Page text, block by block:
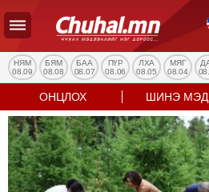
УЛС
ТӨР
НИЙГЭМ
ЗАСАГ
ЭРҮҮЛ
МЭНД
СПОРТ
НЯМ
08.09
БЯМ
08.08
БАА
08.07
ПҮР
08.06
ЛХА
08.05
МЯГ
08.04
ОНЦЛОХ ШИНЭ